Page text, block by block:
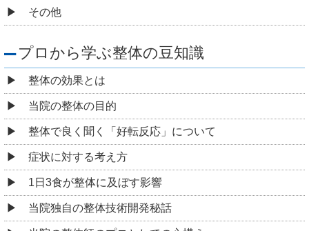
その他
プロから学ぶ整体の豆知識
整体の効果とは
当院の整体の目的
整体で良く聞く「好転反応」について
症状に対する考え方
1日3食が整体に及ぼす影響
当院独自の整体技術開発秘話